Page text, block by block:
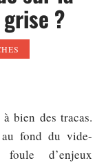
?
bien des tracas.
au fond du vide-
d’enjeux